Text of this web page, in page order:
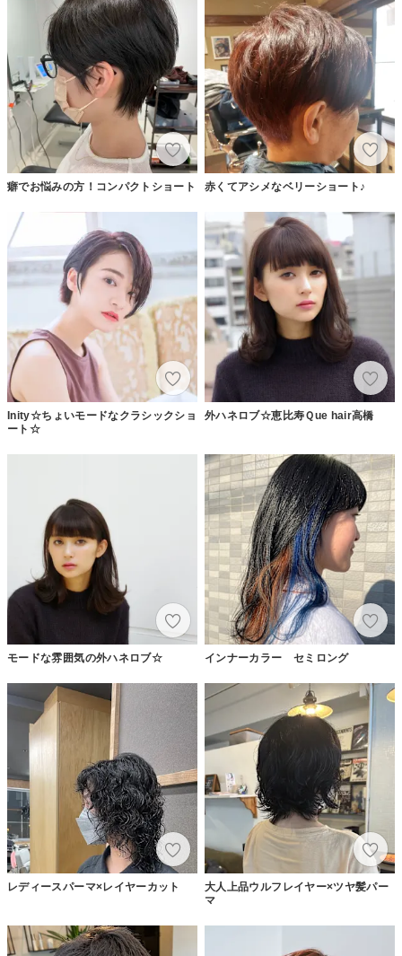
癖でお悩みの方！コンパクトショート 赤くてアシメなベリーショート♪
Inity☆ちょいモードなクラシックショ
ート☆
外ハネロブ☆恵比寿Ｑue hair高橋
モードな雰囲気の外ハネロブ☆ インナーカラー セミロング
レディースパーマ×レイヤーカット
大人上品ウルフレイヤー×ツヤ髪パー
マ